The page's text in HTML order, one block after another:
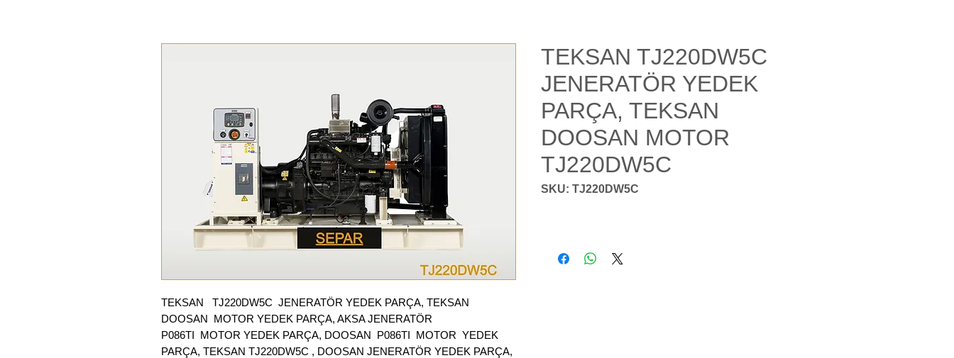
TEKSAN TJ220DW5C JENERATÖR YEDEK PARÇA, TEKSAN
DOOSAN MOTOR YEDEK PARÇA, AKSA JENERATÖR
P086TI MOTOR YEDEK PARÇA, DOOSAN P086TI MOTOR YEDEK
PARÇA, TEKSAN TJ220DW5C , DOOSAN JENERATÖR YEDEK PARÇA,
TEKSAN TJ220DW5C
JENERATÖR YEDEK
PARÇA, TEKSAN
DOOSAN MOTOR
TJ220DW5C
SKU: TJ220DW5C